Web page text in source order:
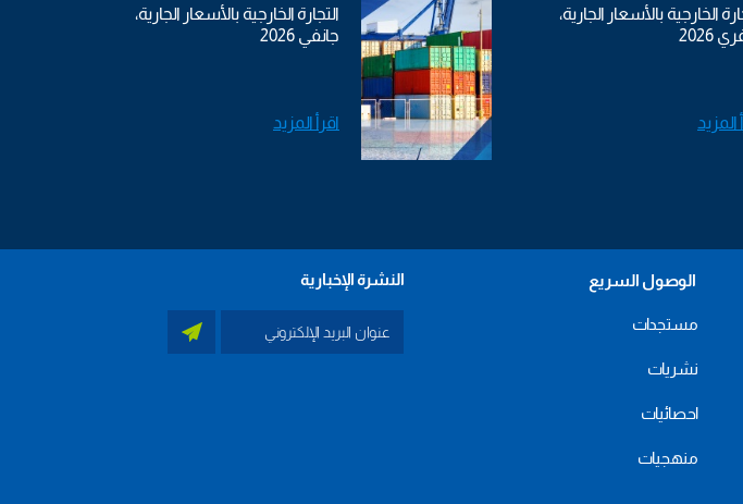
الخارجية بالأسعار الجارية،
2026
المزيد
التجارة الخارجية بالأسعار الجارية،
جانفي 2026
اقرأ المزيد
الوصول السريع
مستجدات
نشريات
احصائيات
منهجيات
النشرة الإخبارية